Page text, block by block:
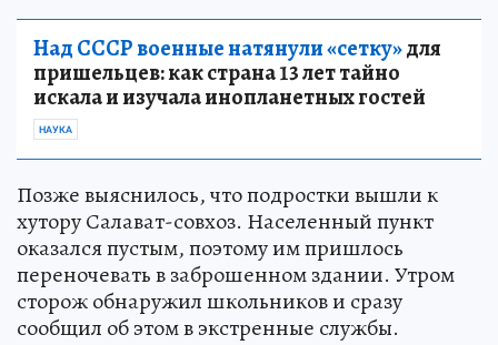
Над СССР военные натянули «сетку»для
пришельцев: как страна 13 лет тайно
искала и изучала инопланетных гостей
НАУКА
Позже выяснилось, что подростки вышли к
хутору Салават-совхоз. Населенный пункт
оказался пустым, поэтому им пришлось
переночевать в заброшенном здании. Утром
сторож обнаружил школьников и сразу
сообщил об этом в экстренные службы.